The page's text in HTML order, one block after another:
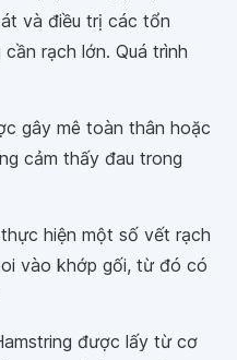
và điều trị các tổn
rạch lớn. Quá trình
gây mê toàn thân hoặc
cảm thấy đau trong
hiện một số vết rạch
vào khớp gối, từ đó có
được lấy từ cơ